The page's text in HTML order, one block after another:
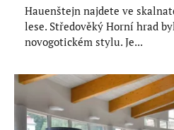
Hauenštejn najdete ve
lese. Středověký Horní hrad
novogotickém stylu. Je...